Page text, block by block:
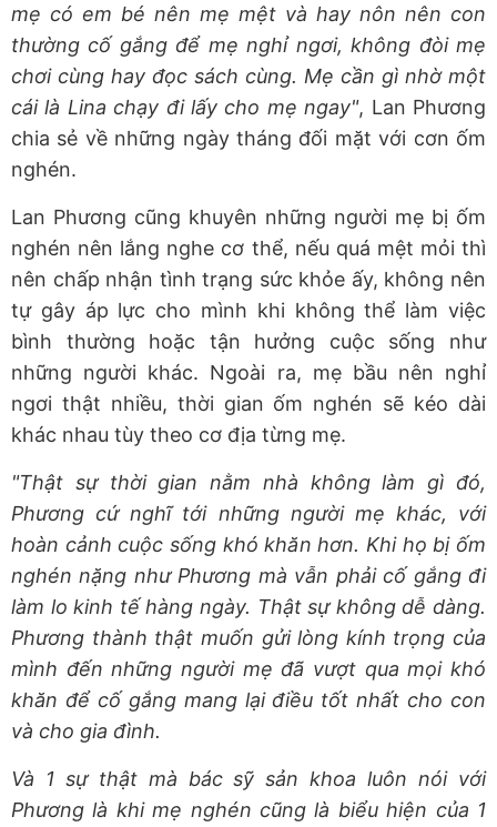
mẹ có em bé nên mẹ mệt và hay nôn nên con
thường cố gắng để mẹ nghỉ ngơi, không đòi mẹ
chơi cùng hay đọc sách cùng. Mẹ cần gì nhờ một
cái là Lina chạy đi lấy cho mẹ ngay", Lan Phương
chia sẻ về những ngày tháng đối mặt với cơn ốm
nghén.
Lan Phương cũng khuyên những người mẹ bị ốm
nghén nên lắng nghe cơ thể, nếu quá mệt mỏi thì
nên chấp nhận tình trạng sức khỏe ấy, không nên
tự gây áp lực cho mình khi không thể làm việc
bình thường hoặc tận hưởng cuộc sống như
những người khác. Ngoài ra, mẹ bầu nên nghỉ
ngơi thật nhiều, thời gian ốm nghén sẽ kéo dài
khác nhau tùy theo cơ địa từng mẹ.
"Thật sự thời gian nằm nhà không làm gì đó,
Phương cứ nghĩ tới những người mẹ khác, với
hoàn cảnh cuộc sống khó khăn hơn. Khi họ bị ốm
nghén nặng như Phương mà vẫn phải cố gắng đi
làm lo kinh tế hàng ngày. Thật sự không dễ dàng.
Phương thành thật muốn gửi lòng kính trọng của
mình đến những người mẹ đã vượt qua mọi khó
khăn để cố gắng mang lại điều tốt nhất cho con
và cho gia đình.
Và 1 sự thật mà bác sỹ sản khoa luôn nói với
Phương là khi mẹ nghén cũng là biểu hiện của 1